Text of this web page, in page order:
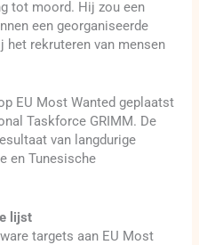
tot moord. Hij zou een
een georganiseerde
het rekruteren van mensen
EU Most Wanted geplaatst
Taskforce GRIMM. De
van langdurige
en Tunesische
lijst
targets aan EU Most